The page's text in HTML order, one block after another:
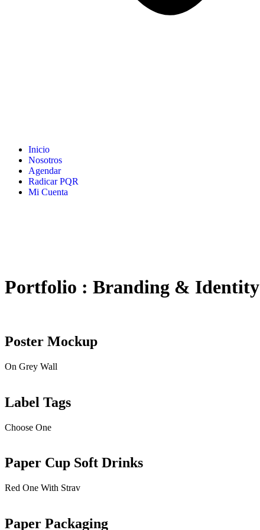
Inicio
Nosotros
Agendar
Radicar PQR
Mi Cuenta
Portfolio : Branding & Identity
Poster Mockup
On Grey Wall
Label Tags
Choose One
Paper Cup Soft Drinks
Red One With Strav
Paper Packaging